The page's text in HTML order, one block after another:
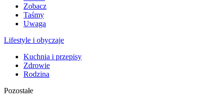
Zobacz
Taśmy
Uwaga
Lifestyle i obyczaje
Kuchnia i przepisy
Zdrowie
Rodzina
Pozostałe